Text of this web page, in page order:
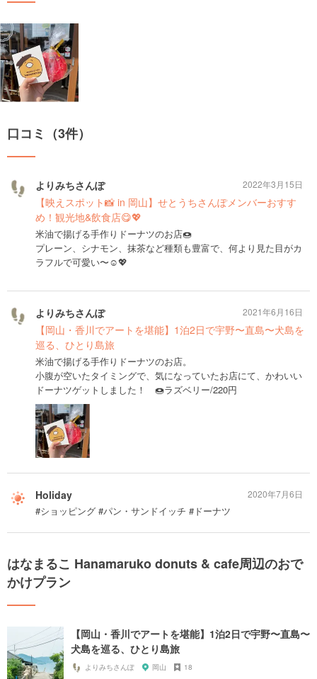
口コミ（3件）
よりみちさんぽ
【映えスポット📸 in 岡山】せとうちさんぽメンバーおすす
め！観光地&飲食店😋💖
米油で揚げる手作りドーナツのお店🍩
プレーン、シナモン、抹茶など種類も豊富で、何より見た目がカ
ラフルで可愛い〜☺️💖
2022年3月15日
よりみちさんぽ
【岡山・香川でアートを堪能】1泊2日で宇野〜直島〜犬島を
巡る、ひとり島旅
米油で揚げる手作りドーナツのお店。
小腹が空いたタイミングで、気になっていたお店にて、かわいい
ドーナツゲットしました！ 🍩ラズベリー/220円
2021年6月16日
Holiday
#ショッピング #パン・サンドイッチ #ドーナツ
2020年7月6日
はなまるこ Hanamaruko donuts & cafe周辺のおで
かけプラン
【岡山・香川でアートを堪能】1泊2日で宇野〜直島〜
犬島を巡る、ひとり島旅
よりみちさんぽ 岡山 18